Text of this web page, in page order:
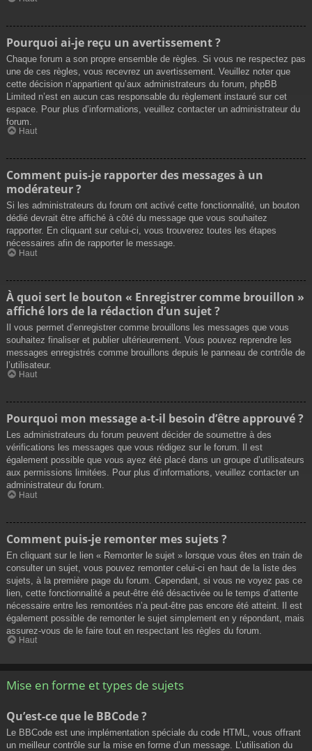
Pourquoi ai-je reçu un avertissement ?
Chaque forum a son propre ensemble de règles. Si vous ne respectez pas
une de ces règles, vous recevrez un avertissement. Veuillez noter que
cette décision n’appartient qu’aux administrateurs du forum, phpBB
Limited n’est en aucun cas responsable du règlement instauré sur cet
espace. Pour plus d’informations, veuillez contacter un administrateur du
forum.
Haut
Comment puis-je rapporter des messages à un
modérateur ?
Si les administrateurs du forum ont activé cette fonctionnalité, un bouton
dédié devrait être affiché à côté du message que vous souhaitez
rapporter. En cliquant sur celui-ci, vous trouverez toutes les étapes
nécessaires afin de rapporter le message.
Haut
À quoi sert le bouton « Enregistrer comme brouillon »
affiché lors de la rédaction d’un sujet ?
Il vous permet d’enregistrer comme brouillons les messages que vous
souhaitez finaliser et publier ultérieurement. Vous pouvez reprendre les
messages enregistrés comme brouillons depuis le panneau de contrôle de
l’utilisateur.
Haut
Pourquoi mon message a-t-il besoin d’être approuvé ?
Les administrateurs du forum peuvent décider de soumettre à des
vérifications les messages que vous rédigez sur le forum. Il est
également possible que vous ayez été placé dans un groupe d’utilisateurs
aux permissions limitées. Pour plus d’informations, veuillez contacter un
administrateur du forum.
Haut
Comment puis-je remonter mes sujets ?
En cliquant sur le lien « Remonter le sujet » lorsque vous êtes en train de
consulter un sujet, vous pouvez remonter celui-ci en haut de la liste des
sujets, à la première page du forum. Cependant, si vous ne voyez pas ce
lien, cette fonctionnalité a peut-être été désactivée ou le temps d’attente
nécessaire entre les remontées n’a peut-être pas encore été atteint. Il est
également possible de remonter le sujet simplement en y répondant, mais
assurez-vous de le faire tout en respectant les règles du forum.
Haut
Mise en forme et types de sujets
Qu’est-ce que le BBCode ?
Le BBCode est une implémentation spéciale du code HTML, vous offrant
un meilleur contrôle sur la mise en forme d’un message. L’utilisation du